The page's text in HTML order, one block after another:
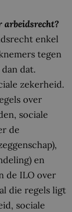
arbeidsrecht?
enkel
tegen
dat.
zekerheid.
over
sociale
de
en
de ILO over
die regels ligt
sociale